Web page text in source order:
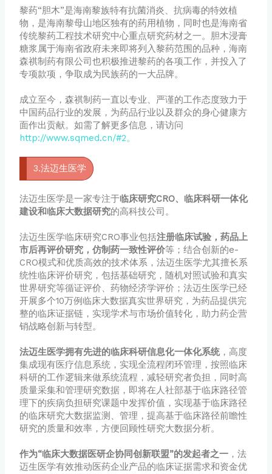
黎药“胆木”是海南黎族特有抗菌消炎、抗病毒的特效植
物，是海南黎母山地区独有的药用植物，同时也是海南省
传统黎药工程技术研究中心重点研究药材之一。胆木浸膏
糖浆属于海南省政府未来即将列入黎药范围的品种，海南
森祺制药有限公司也积极推进黎药的各项工作，并投入了
专项款项，争取成为民族药的一大品牌。
成立至今，森祺制药一直以专业、严谨的工作态度致力于
中国药品行业的发展，为药品行业以及群众的身心健康方
面作出贡献。如需了解更多信息，请访问
http://www.sqmed.cn/#2。
3.法迈生医学
法迈生医学是一家专注于临床研究CRO、临床科研一体化
建设和临床大数据研究的高科技公司。
法迈生医学临床研究CRO事业包括注册临床试验，药品上
市后再评价研究，仿制药一致性评价等；结合创新的e-
CRO模式和优质高效的技术体系，法迈生医学尤其擅长系
统性临床评价研究，包括基础研究，随机对照试验和真实
世界研究等循证评价、药物经济学评价；法迈生医学已经
开展多个10万例临床大数据真实世界研究，为药品提供完
整的临床证据链，实现学术与市场价值转化，助力药企营
销战略创新与转型。
法迈生医学拥有先进的临床科研信息化一体化系统，高度
集成现有医疗信息系统，实现全流程闭环管理，按照临床
科研的工作逻辑来做系统流程，减轻研究者负担，同时高
质量采集和管理研究数据，即将在人社部基于临床路径管
理下的疾病负担研究课题中发挥价值，实现基于临床路径
的临床研究大数据监测、管理，提高基于临床路径前瞻性
研究的质量和效率，方便回顾性研究大数据分析。
作为“临床大数据医研企协同创新联盟”的发起者之一 ，法
迈生医学有效推动医药企业产品的临床证据需求和资金优